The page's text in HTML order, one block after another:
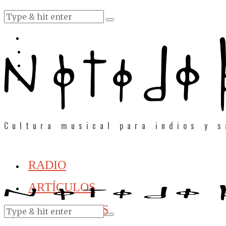
Cultura musical para indios y
RADIO
ARTÍCULOS
ENTREVISTAS